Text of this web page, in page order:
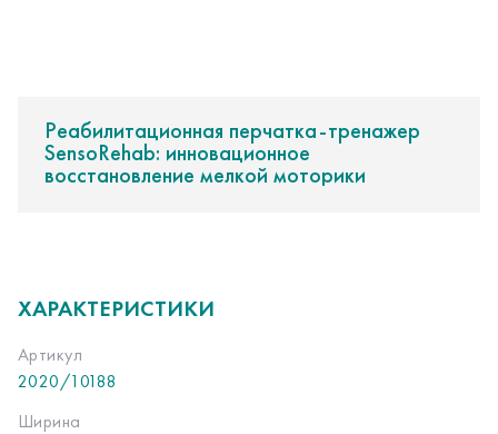
Реабилитационная перчатка-тренажер
SensoRehab: инновационное
восстановление мелкой моторики
ХАРАКТЕРИСТИКИ
Артикул
2020/10188
Ширина